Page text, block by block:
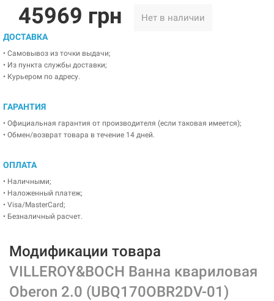
45969 грн Нет в наличии
ДОСТАВКА
• Самовывоз из точки выдачи;
• Из пункта службы доставки;
• Курьером по адресу.
ГАРАНТИЯ
• Официальная гарантия от производителя (если таковая имеется);
• Обмен/возврат товара в течение 14 дней.
ОПЛАТА
• Наличными;
• Наложенный платеж;
• Visa/MasterCard;
• Безналичный расчет.
Модификации товара
VILLEROY&BOCH Ванна квариловая
Oberon 2.0 (UBQ170OBR2DV-01)